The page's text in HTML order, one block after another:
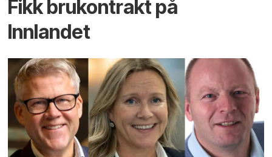
Fikk brukontrakt på
Innlandet